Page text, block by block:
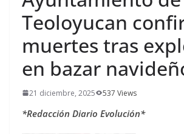
Teoloyucan
muertes tras
en bazar
21 diciembre, 2025 537 Views
*Redacción Diario Evolución*